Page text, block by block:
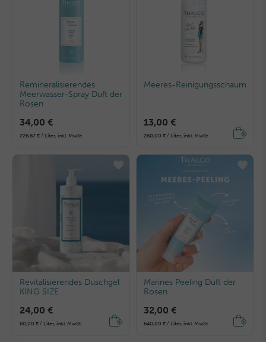
Remineralisierendes
Meerwasser-Spray Duft der
Rosen
34,00 €
226,67 € / Liter, inkl. MwSt.
Meeres-Reinigungsschaum
13,00 €
260,00 € / Liter, inkl. MwSt.
Revitalisierendes Duschgel
KING SIZE
24,00 €
60,00 € / Liter, inkl. MwSt.
Marines Peeling Duft der
Rosen
32,00 €
640,00 € / Liter, inkl. MwSt.